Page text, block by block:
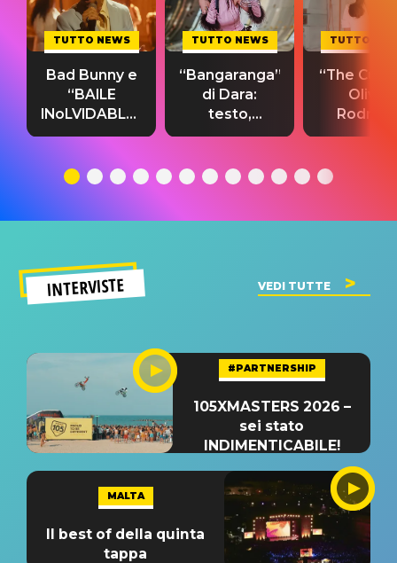
TUTTO NEWS
Bad Bunny e
“BAILE
INoLVIDABLE”:
testo,
significato
TUTTO NEWS
“Bangaranga”
di Dara:
testo,
traduzione e
del singolo
TUTTO
“The
Olivia
testo,
INTERVISTE VEDI TUTTE
#PARTNERSHIP
105XMASTERS 2026 –
sei stato
INDIMENTICABILE!
MALTA
Il best of della quinta
tappa